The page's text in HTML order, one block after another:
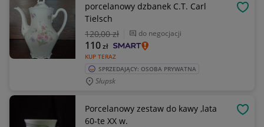
porcelanowy dzbanek C.T. Carl
Tielsch
120,00 zł do negocjacji
KUP TERAZ
110zł
SPRZEDAJĄCY: OSOBA PRYWATNA
Słupsk
Porcelanowy zestaw do kawy ,lata
60-te XX w.